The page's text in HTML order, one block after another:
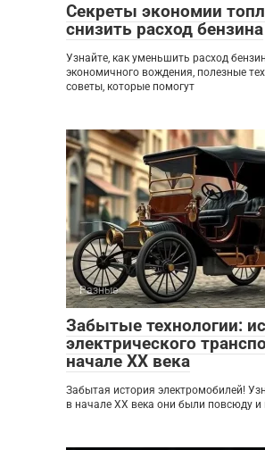
Секреты экономии
снизить расход бензина
Узнайте, как уменьшить расход
экономичного вождения, полезные
советы, которые помогут
Разные
Забытые технологии:
электрического
начале XX века
Забытая история электромобилей!
в начале XX века они были повсюду и